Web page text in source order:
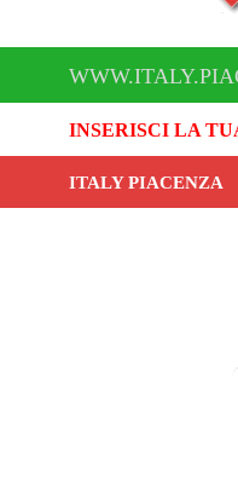
INSERISCI LA
ITALY PIACENZA